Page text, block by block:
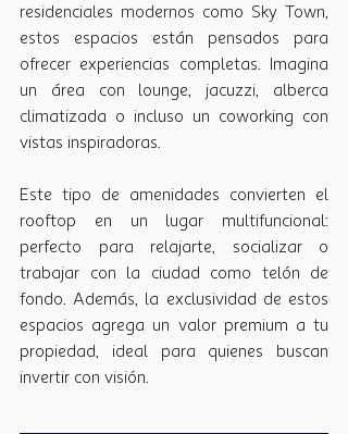
residenciales modernos como Sky Town,
estos espacios están pensados para
ofrecer experiencias completas. Imagina
un área con lounge, jacuzzi, alberca
climatizada o incluso un coworking con
vistas inspiradoras.
Este tipo de amenidades convierten el
rooftop en un lugar multifuncional:
perfecto para relajarte, socializar o
trabajar con la ciudad como telón de
fondo. Además, la exclusividad de estos
espacios agrega un valor premium a tu
propiedad, ideal para quienes buscan
invertir con visión.